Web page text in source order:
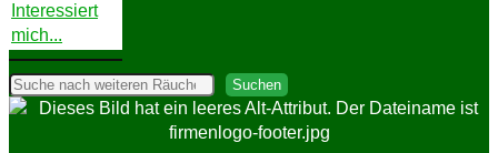
Interessiert
mich...
im
Unteren
Schloss
Suchen Suchen